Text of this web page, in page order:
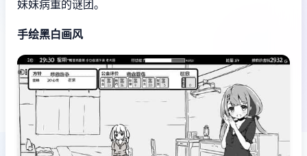
妹妹病重的谜团。
手绘黑白画风